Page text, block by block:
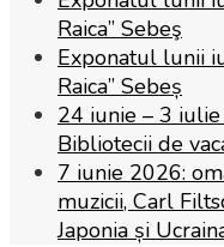
Raica” Sebeş
Exponatul lunii
Raica” Sebeș
24 iunie – 3
Bibliotecii de
7 iunie 2026:
muzicii, Carl
Japonia și